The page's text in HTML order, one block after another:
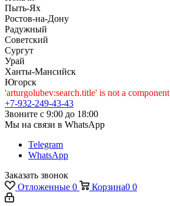
Пыть-Ях
Рoстов-на-Дону
Радужный
Советский
Сургут
Урай
Ханты-Мансийск
Югорск
'arturgolubev:search.title' is not a component
+7-932-249-43-43
Звоните с 9:00 до 18:00
Мы на связи в WhatsApp
Telegram
WhatsApp
Заказать звонок
Отложенные 0 Корзина0 0